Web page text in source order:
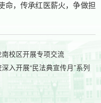
命，传承红医薪火，争做担
校区开展专项交流
入开展“民法典宣传月”系列